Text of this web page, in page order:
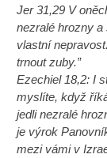
Jer 31,29 V
nezralé hrozny
vlastní
trnout zuby.”
Ezechiel 18,2: I
myslíte, když
jedli nezralé
je výrok
mezi vámi v